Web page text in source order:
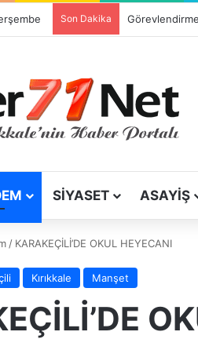
Son Dakika
SIYASET ASAYIŞ
/ KARAKEÇİLİ’DE OKUL HEYECANI
Kırıkkale Manşet